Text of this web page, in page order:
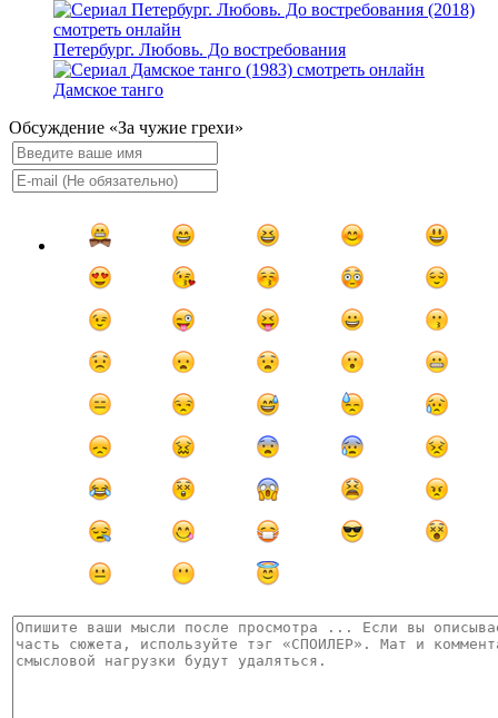
Петербург. Любовь. До востребования
Дамское танго
Обсуждение «За чужие грехи»